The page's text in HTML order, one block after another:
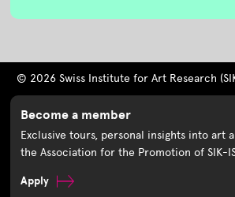
© 2026 Swiss Institute for Art Research
Become a member
Exclusive tours, personal insights into art
the Association for the Promotion of SIK-
Apply